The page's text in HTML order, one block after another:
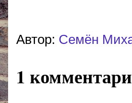
Автор: Cемён
1